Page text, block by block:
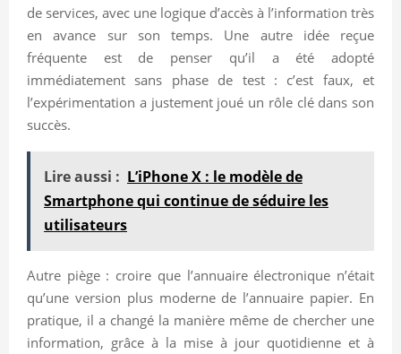
de services, avec une logique d’accès à l’information très
en avance sur son temps. Une autre idée reçue
fréquente est de penser qu’il a été adopté
immédiatement sans phase de test : c’est faux, et
l’expérimentation a justement joué un rôle clé dans son
succès.
Lire aussi : L’iPhone X : le modèle de
Smartphone qui continue de séduire les
utilisateurs
Autre piège : croire que l’annuaire électronique n’était
qu’une version plus moderne de l’annuaire papier. En
pratique, il a changé la manière même de chercher une
information, grâce à la mise à jour quotidienne et à